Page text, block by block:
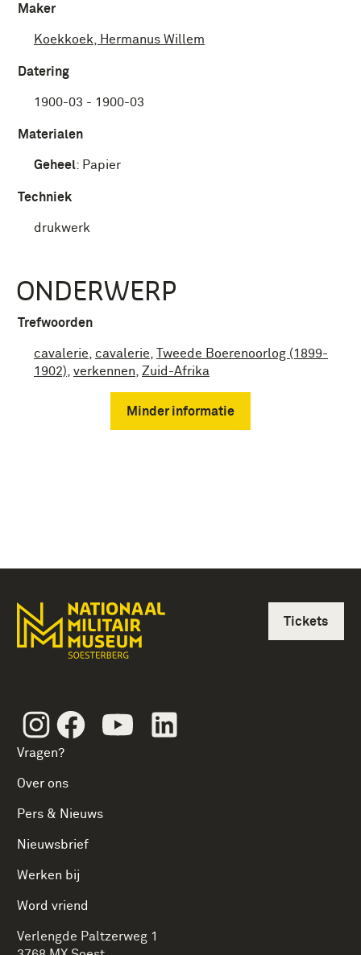
Maker
Koekkoek, Hermanus Willem
Datering
1900-03 - 1900-03
Materialen
Geheel: Papier
Techniek
drukwerk
ONDERWERP
Trefwoorden
cavalerie cavalerie
Tweede Boerenoorlog (1899-
1902) verkennen Zuid-Afrika
Minder informatie
InstagramFacebookYoutube
Vragen?
Over ons
Pers & Nieuws
Nieuwsbrief
Werken bij
Word vriend
Tickets
Verlengde Paltzerweg 1